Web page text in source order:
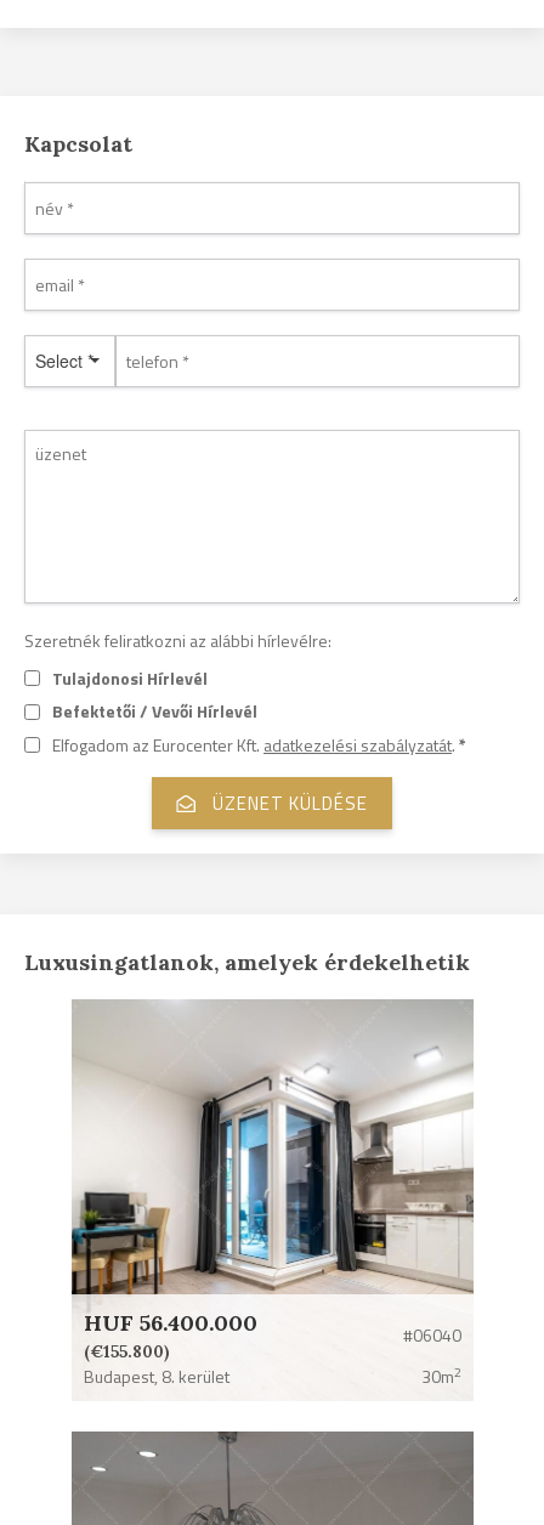
Kapcsolat
Select *
Szeretnék feliratkozni az alábbi hírlevélre:
Tulajdonosi Hírlevél
Befektetői / Vevői Hírlevél
Elfogadom az Eurocenter Kft. adatkezelési szabályzatát.*
Luxusingatlanok, amelyek érdekelhetik
HUF 56.400.000
(€155.800)
#06040
Budapest, 8. kerület 30m2